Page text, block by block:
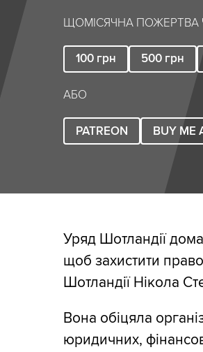
ЩОМІСЯЧНА ПОЖЕРТВА
100 грн 500 грн
АБО
PATREON BUY ME
Уряд Шотландії
щоб захистити
Шотландії Нікола
Вона обіцяла
юридичних,